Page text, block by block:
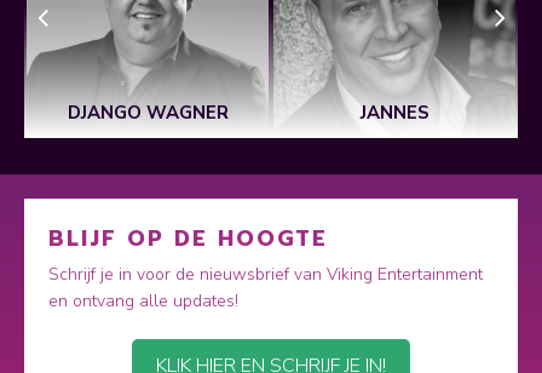
DJANGO WAGNER JANNES
BLIJF OP DE HOOGTE
Schrijf je in voor de nieuwsbrief van Viking Entertainment
en ontvang alle updates!
KLIK HIER EN SCHRIJF JE IN!